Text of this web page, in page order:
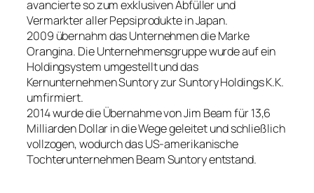
avancierte so zum exklusiven Abfüller und
Vermarkter aller Pepsiprodukte in Japan.
2009 übernahm das Unternehmen die Marke
Orangina. Die Unternehmensgruppe wurde auf ein
Holdingsystem umgestellt und das
Kernunternehmen Suntory zur Suntory Holdings K.K.
umfirmiert.
2014 wurde die Übernahme von Jim Beam für 13,6
Milliarden Dollar in die Wege geleitet und schließlich
vollzogen, wodurch das US-amerikanische
Tochterunternehmen Beam Suntory entstand.